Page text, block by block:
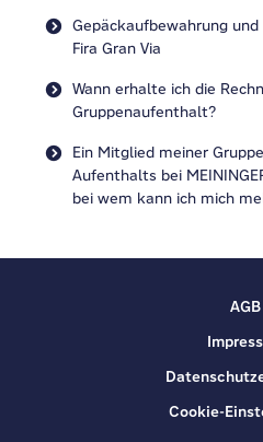
Gepäckaufbewahrung
Fira Gran Via
Wann erhalte ich die
Gruppenaufenthalt?
Ein Mitglied meiner
Aufenthalts bei
bei wem kann ich mich
AGB
Cookie-